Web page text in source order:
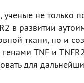
не только
в развитии
ткани, но и
TNF и
для